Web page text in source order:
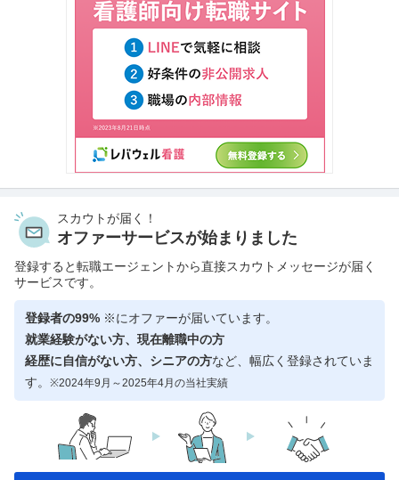
スカウトが届く！
オファーサービスが始まりました
登録すると転職エージェントから直接スカウトメッセージが届く
サービスです。
登録者の99% ※にオファーが届いています。
就業経験がない方、現在離職中の方
経歴に自信がない方、シニアの方など、幅広く登録されていま
す。 ※2024年9月～2025年4月の当社実績